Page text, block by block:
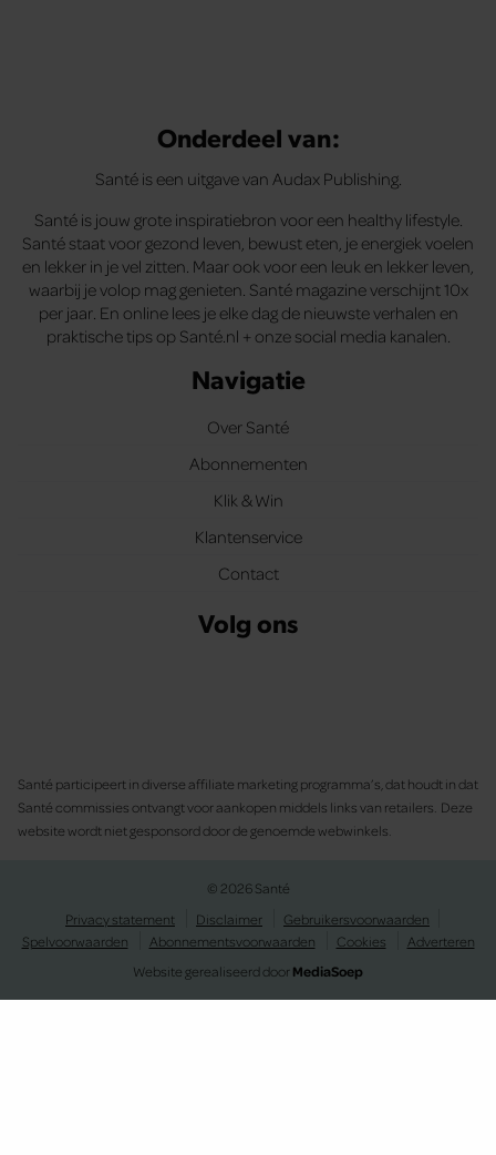
Onderdeel van:
Santé is een uitgave van Audax Publishing.
Santé is jouw grote inspiratiebron voor een healthy lifestyle.
Santé staat voor gezond leven, bewust eten, je energiek voelen
en lekker in je vel zitten. Maar ook voor een leuk en lekker leven,
waarbij je volop mag genieten. Santé magazine verschijnt 10x
per jaar. En online lees je elke dag de nieuwste verhalen en
praktische tips op Santé.nl + onze social media kanalen.
Navigatie
Over Santé
Abonnementen
Klik & Win
Klantenservice
Contact
Volg ons
Santé participeert in diverse affiliate marketing programma’s, dat houdt in dat
Santé commissies ontvangt voor aankopen middels links van retailers. Deze
website wordt niet gesponsord door de genoemde webwinkels.
© 2026 Santé
Privacy statement
Disclaimer
Gebruikersvoorwaarden
Spelvoorwaarden
Abonnementsvoorwaarden Cookies
Adverteren
Website gerealiseerd doorMediaSoep